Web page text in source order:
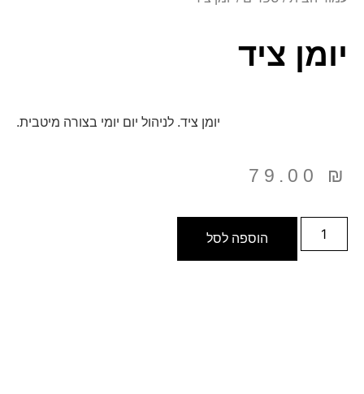
יומן ציד
יומן ציד. לניהול יום יומי בצורה מיטבית.
79.00 ₪
הוספה לסל